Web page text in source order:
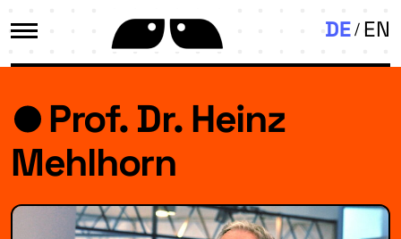
DE EN
Prof. Dr. Heinz
Mehlhorn